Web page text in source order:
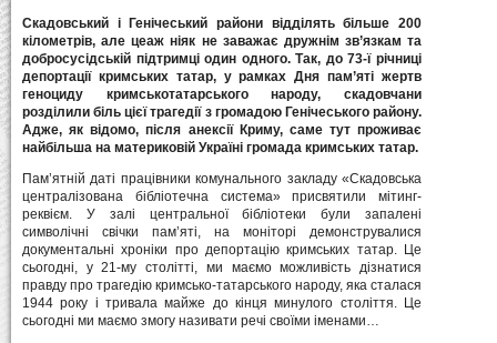
Скадовський і Генічеський райони відділять більше 200
кілометрів, але цеаж ніяк не заважає дружнім зв’язкам та
добросусідській підтримці один одного. Так, до 73-ї річниці
депортації кримських татар, у рамках Дня пам’яті жертв
геноциду кримськотатарського народу, скадовчани
розділили біль цієї трагедії з громадою Генічеського району.
Адже, як відомо, після анексії Криму, саме тут проживає
найбільша на материковій Україні громада кримських татар.
Пам’ятній даті працівники комунального закладу «Скадовська
централізована бібліотечна система» присвятили мітинг-
реквієм. У залі центральної бібліотеки були запалені
символічні свічки пам’яті, на моніторі демонструвалися
документальні хроніки про депортацію кримських татар. Це
сьогодні, у 21-му столітті, ми маємо можливість дізнатися
правду про трагедію кримсько-татарського народу, яка сталася
1944 року і тривала майже до кінця минулого століття. Це
сьогодні ми маємо змогу називати речі своїми іменами…